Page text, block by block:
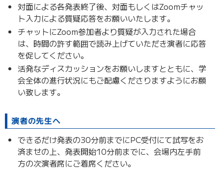
対面による各発表終了後、対面もしくはZoomチャッ
ト入力による質疑応答をお願いいたします。
チャットにZoom参加者より質疑が入力された場合
は、時間の許す範囲で読み上げていただき演者に応答
を促してください。
活発なディスカッションをお願いしますとともに、学
会全体の進行状況にもご配慮くださりますようにお願
い致します。
演者の先生へ
できるだけ発表の30分前までにPC受付にて試写をお
済ませの上、発表開始10分前までに、会場内左手前
方の次演者席にご着席ください。